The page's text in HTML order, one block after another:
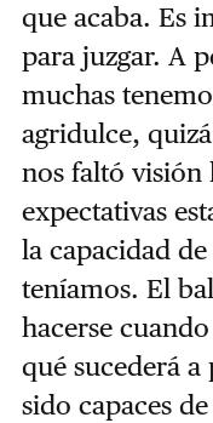
que acaba. Es
para juzgar. A
muchas
agridulce,
nos faltó visión
expectativas
la capacidad
teníamos. El
hacerse
qué sucederá
sido capaces